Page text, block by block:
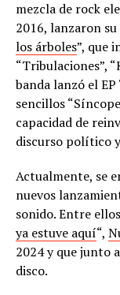
mezcla de rock
2016, lanzaron su
los árboles”, que
“Tribulaciones”,
banda lanzó el EP
sencillos
capacidad de
discurso político
Actualmente, se
nuevos
sonido. Entre
ya estuve aquí“,
2024 y que junto
disco.